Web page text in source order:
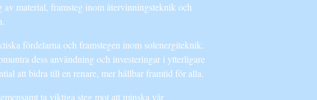
material, framsteg inom återvinningsteknik och
fördelarna och framstegen inom solenergiteknik.
dess användning och investeringar i ytterligare
att bidra till en renare, mer hållbar framtid för alla.
ta viktiga steg mot att minska vår